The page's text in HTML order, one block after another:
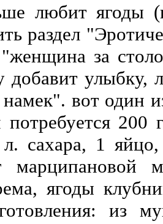
любит ягоды
раздел
за
добавит улыбку,
намек". вот один
200
сахара, 1
марципановой
ягоды
из